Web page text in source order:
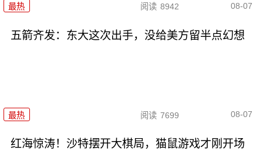
最热 阅读 8942 08-07
五箭齐发：东大这次出手，没给美方留半点幻想
最热 阅读 7699 08-07
红海惊涛！沙特摆开大棋局，猫鼠游戏才刚开场